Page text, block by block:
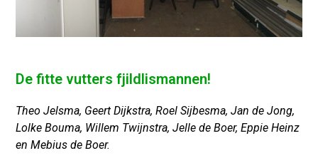
De fitte vutters fjildlismannen!
Theo Jelsma, Geert Dijkstra, Roel Sijbesma, Jan de Jong,
Lolke Bouma, Willem Twijnstra, Jelle de Boer, Eppie Heinz
en Mebius de Boer.